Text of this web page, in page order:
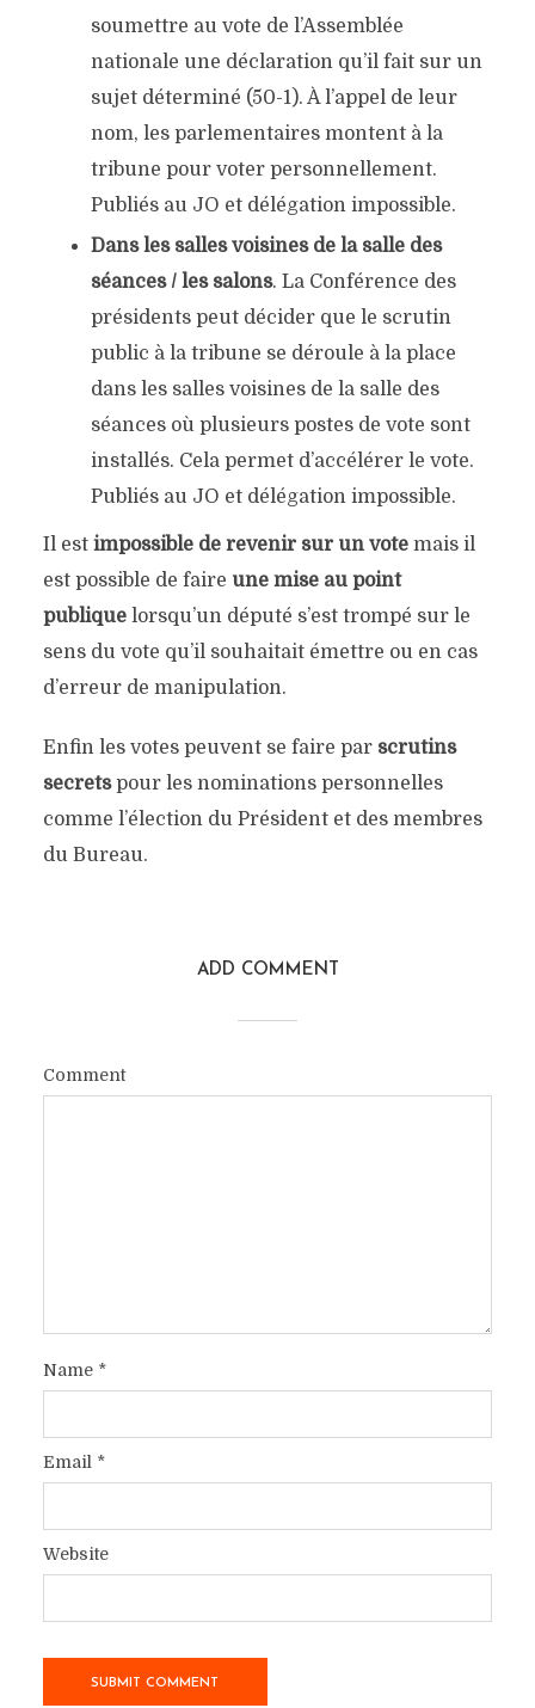
soumettre au vote de l’Assemblée
nationale une déclaration qu’il fait sur un
sujet déterminé (50-1). À l’appel de leur
nom, les parlementaires montent à la
tribune pour voter personnellement.
Publiés au JO et délégation impossible.
Dans les salles voisines de la salle des
séances / les salons. La Conférence des
présidents peut décider que le scrutin
public à la tribune se déroule à la place
dans les salles voisines de la salle des
séances où plusieurs postes de vote sont
installés. Cela permet d’accélérer le vote.
Publiés au JO et délégation impossible.
Il est impossible de revenir sur un votemais il
est possible de faire une mise au point
publiquelorsqu’un député s’est trompé sur le
sens du vote qu’il souhaitait émettre ou en cas
d’erreur de manipulation.
Enfin les votes peuvent se faire par scrutins
secretspour les nominations personnelles
comme l’élection du Président et des membres
du Bureau.
ADD COMMENT
Comment
Name *
Email *
Website